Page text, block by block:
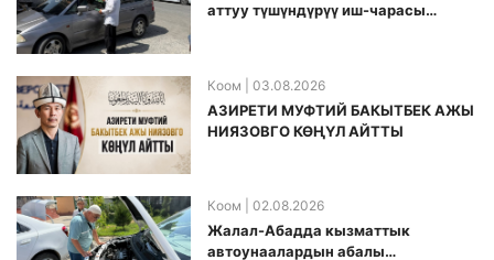
аттуу түшүндүрүү иш-чарасы
Коом | 03.08.2026
АЗИРЕТИ МУФТИЙ БАКЫТБЕК АЖЫ
НИЯЗОВГО КӨҢҮЛ АЙТТЫ
Коом | 02.08.2026
Жалал-Абадда кызматтык
автоунаалардын абалы